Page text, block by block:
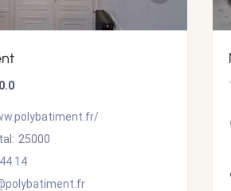
0.0
25000
14